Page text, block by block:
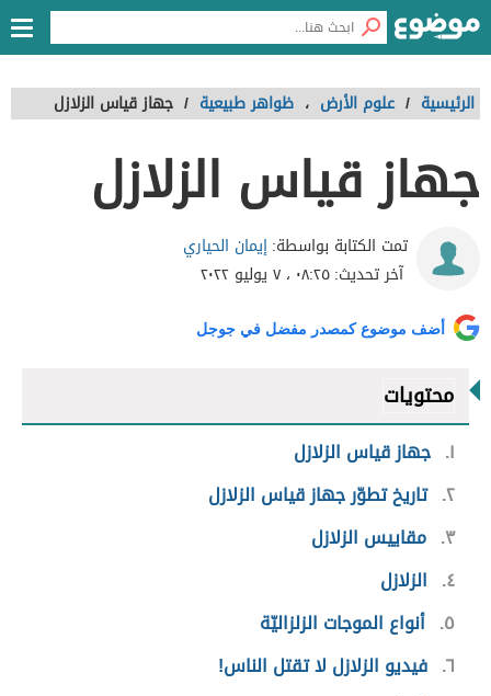
الرئيسية / علوم الأرض ، ظواهر طبيعية / جهاز قياس الزلازل
جهاز قياس الزلازل
تمت الكتابة بواسطة:إيمان الحياري
آخر تحديث:٠٨:٢٥ ، ٧ يوليو ٢٠٢٢
أضف موضوع كمصدر مفضل في جوجل
محتويات
١ جهاز قياس الزلازل
٢ تاريخ تطوّر جهاز قياس الزلازل
٣ مقاييس الزلازل
٤
الزلازل
٥ أنواع الموجات الزلزاليّة
٦ فيديو الزلازل لا تقتل الناس!